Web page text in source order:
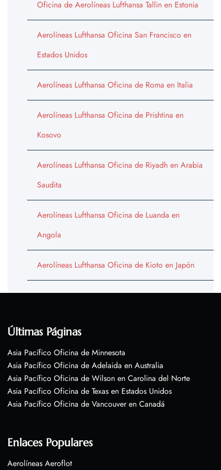
Oficina de Aerolíneas Lufthansa Tallin en Estonia
Aerolíneas Lufthansa Oficina San Francisco en
Estados Unidos
Aerolíneas Lufthansa Oficina de Roma en Italia
Aerolíneas Lufthansa Oficina de Prishtina en
Kosovo
Aerolíneas Lufthansa Oficina de Riyadh en Arabia
Saudita
Aerolíneas Lufthansa Oficina de Luanda en
Angola
Aerolíneas Lufthansa Oficina de Kioto en Japón
Últimas Páginas
Asia Pacífico Oficina de Minnesota
Asia Pacífico Oficina de Adelaida en Australia
Asia Pacífico Oficina de Wilson en Carolina del Norte
Asia Pacífico Oficina de Texas en Estados Unidos
Asia Pacífico Oficina de Vancouver en Canadá
Enlaces Populares
Aerolíneas Aeroflot